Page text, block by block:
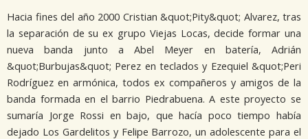
Hacia fines del año 2000 Cristian &quot;Pity&quot; Alvarez, tras
la separación de su ex grupo Viejas Locas, decide formar una
nueva banda junto a Abel Meyer en batería, Adrián
&quot;Burbujas&quot; Perez en teclados y Ezequiel &quot;Peri
Rodríguez en armónica, todos ex compañeros y amigos de la
banda formada en el barrio Piedrabuena. A este proyecto se
sumaría Jorge Rossi en bajo, que hacía poco tiempo había
dejado Los Gardelitos y Felipe Barrozo, un adolescente para el